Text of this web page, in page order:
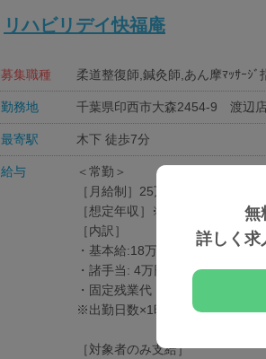
リハビリデイ快福庵
募集職種 柔道整復師,鍼灸師,あん摩ﾏｯｻｰｼﾞ
勤務地 千葉県印西市大森2454-9 渡辺
最寄駅 木下 徒歩7分
給与
＜常勤＞
［月給制］25万円-
［想定年収］※給与は資格・経
［内訳］
・基本給:18万円
・諸手当: 4万円
・固定残業代（22時間分）:3万円
※出勤日数×1時間までが月の固
［対象者のみ支給］
無
詳しく求